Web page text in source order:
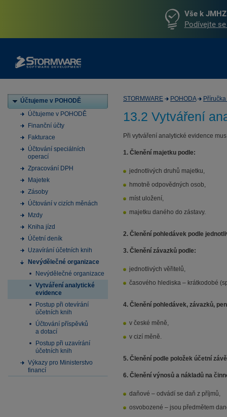
Vše k
Podívejte
Účtujeme v POHODĚ
Účtujeme v POHODĚ
Finanční účty
Fakturace
Účtování speciálních
operací
Zpracování DPH
Majetek
Zásoby
Účtování v cizích měnách
Mzdy
Kniha jízd
Účetní deník
Uzavírání účetních knih
Nevýdělečné organizace
Nevýdělečné organizace
Vytváření analytické
evidence
Postup při otevírání
účetních knih
Účtování příspěvků
a dotací
Postup při uzavírání
účetních knih
Výkazy pro Ministerstvo
financí
STORMWARE POHODA
13.2 Vytváření
Při vytváření analytické evidence
1. Členění majetku podle:
jednotlivých druhů majetku,
hmotně odpovědných osob,
míst uložení,
majetku daného do zástavy.
2. Členění pohledávek podle
3. Členění závazků podle:
jednotlivých věřitelů,
časového hlediska – krátkodobé
4. Členění pohledávek, závazků,
v české měně,
v cizí měně.
5. Členění podle položek účetní
6. Členění výnosů a nákladů na
daňové – odvádí se daň z příjmů,
osvobozené – jsou předmětem